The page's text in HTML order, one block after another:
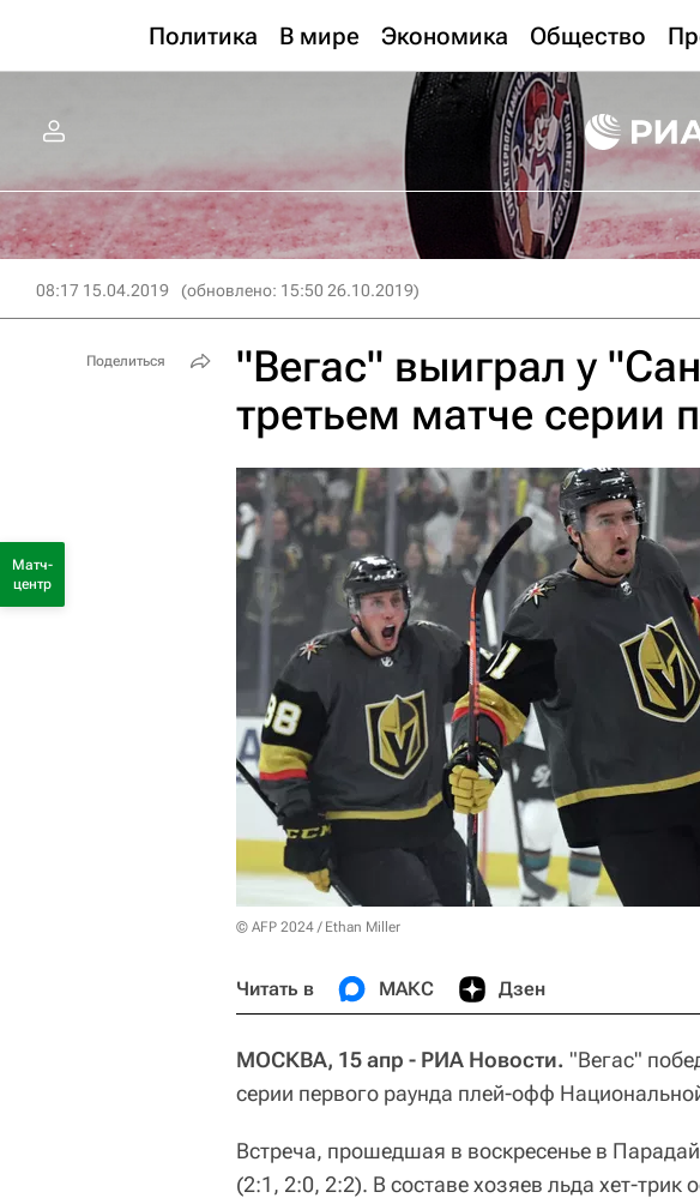
Политика В мире Экономика Общество
08:17 15.04.2019 (обновлено: 15:50 26.10.2019)
"Вегас" выиграл у
третьем матче серии
© AFP 2024 / Ethan Miller
Читать в МАКС Дзен
МОСКВА, 15 апр - РИА Новости. "Вегас"
серии первого раунда плей-офф
Встреча, прошедшая в воскресенье в
(2:1, 2:0, 2:2). В составе хозяев льда хет-
Поделиться
Матч-
центр